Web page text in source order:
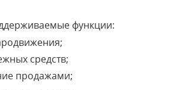
функции:
средств;
продажами;